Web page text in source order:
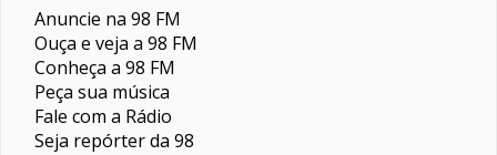
Anuncie na 98 FM
Ouça e veja a 98 FM
Conheça a 98 FM
Peça sua música
Fale com a Rádio
Seja repórter da 98